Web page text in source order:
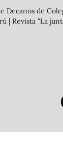
Decanos de
| Revista "La